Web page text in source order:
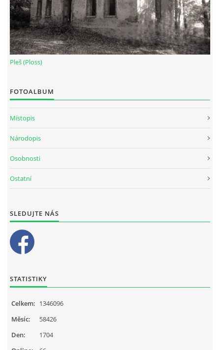
Pleš (Ploss)
FOTOALBUM
Místopis
Národopis
Osobnosti
Ostatní
SLEDUJTE NÁS
STATISTIKY
Celkem: 1346096
Měsíc:
58426
Den:
1704